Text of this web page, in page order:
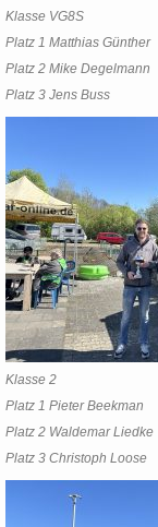
Klasse VG8S
Platz 1 Matthias Günther
Platz 2 Mike Degelmann
Platz 3 Jens Buss
Klasse 2
Platz 1 Pieter Beekman
Platz 2 Waldemar Liedke
Platz 3 Christoph Loose